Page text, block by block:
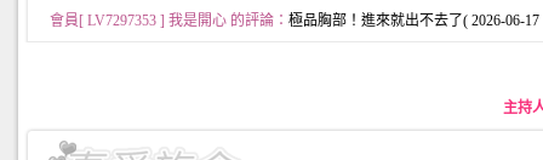
會員[ LV7297353 ] 我是開心 的評論： 極品胸部！進來就出不去了( 2026-06-17
主持